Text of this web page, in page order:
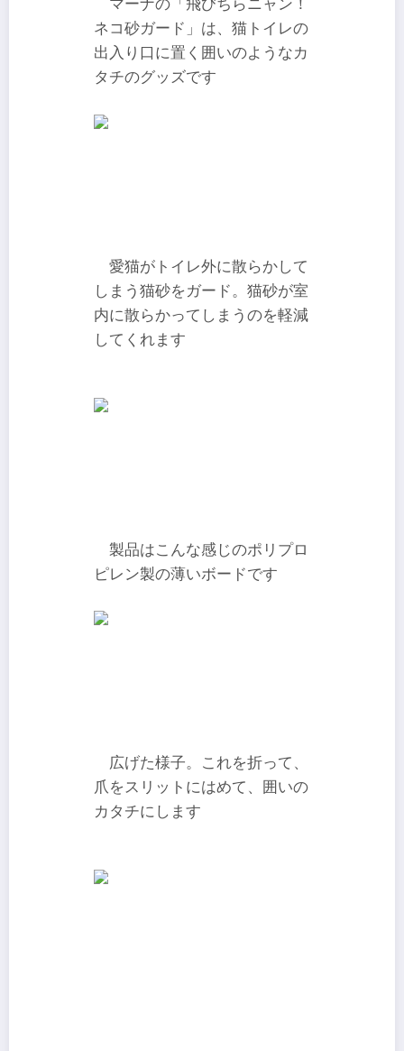
マーナの「飛びちらニャン！
ネコ砂ガード」は、猫トイレの
出入り口に置く囲いのようなカ
タチのグッズです
愛猫がトイレ外に散らかして
しまう猫砂をガード。猫砂が室
内に散らかってしまうのを軽減
してくれます
製品はこんな感じのポリプロ
ピレン製の薄いボードです
広げた様子。これを折って、
爪をスリットにはめて、囲いの
カタチにします